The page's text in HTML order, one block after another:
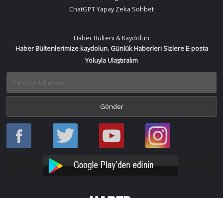
ChatGPT Yapay Zeka Sohbet
Haber Bülteni & Kaydolun
Haber Bültenlerimize kaydolun. Günlük Haberleri Sizlere E-posta
Yoluyla Ulaştıralım
Haber
Oku
Haber
Oku
Bir
Haber
YouTube
Bir
Haber
Instagram